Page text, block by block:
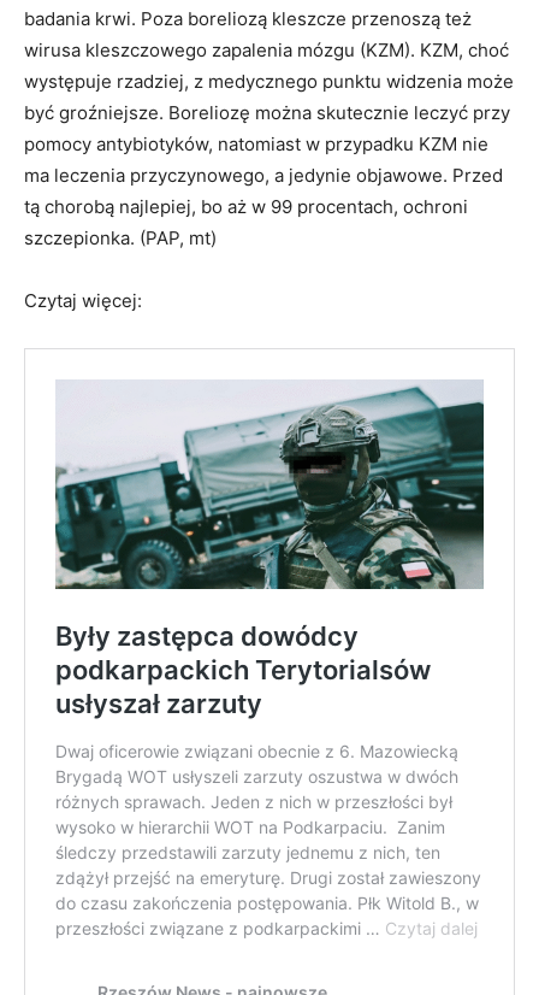
badania krwi. Poza boreliozą kleszcze przenoszą też
wirusa kleszczowego zapalenia mózgu (KZM). KZM, choć
występuje rzadziej, z medycznego punktu widzenia może
być groźniejsze. Boreliozę można skutecznie leczyć przy
pomocy antybiotyków, natomiast w przypadku KZM nie
ma leczenia przyczynowego, a jedynie objawowe. Przed
tą chorobą najlepiej, bo aż w 99 procentach, ochroni
szczepionka. (PAP, mt)
Czytaj więcej: